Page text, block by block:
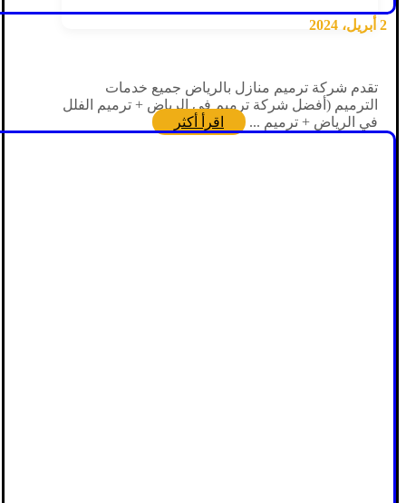
2 أبريل، 2024
تقدم شركة ترميم منازل بالرياض جميع خدمات
الترميم (أفضل شركة ترميم في الرياض + ترميم الفلل
في الرياض + ترميم ...
اقرأ أكثر